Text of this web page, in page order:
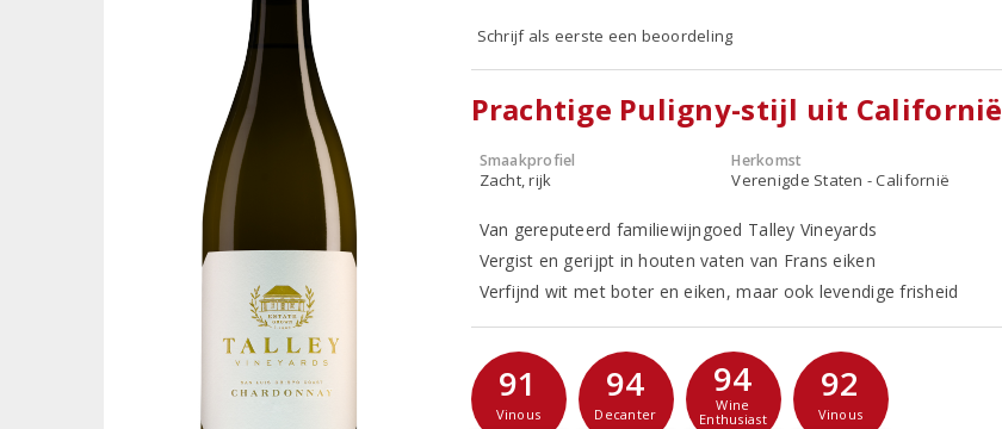
Schrijf als eerste een beoordeling
Prachtige Puligny-stijl uit Californië
Smaakprofiel
Zacht, rijk
Herkomst
Verenigde Staten - Californië
Van gereputeerd familiewijngoed Talley Vineyards
Vergist en gerijpt in houten vaten van Frans eiken
Verfijnd wit met boter en eiken, maar ook levendige frisheid
91
Vinous
94
Decanter
94
Wine
Enthusiast
92
Vinous